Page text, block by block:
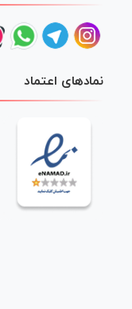
نمادهای اعتماد